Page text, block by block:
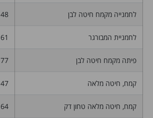
לחמנייה מקמח חיטה לבן 48
לחמניית המבורגר 61
פיתה מקמח חיטה לבן 77
קמח, חיטה מלאה 47
קמח, חיטה מלאה טחון דק 64